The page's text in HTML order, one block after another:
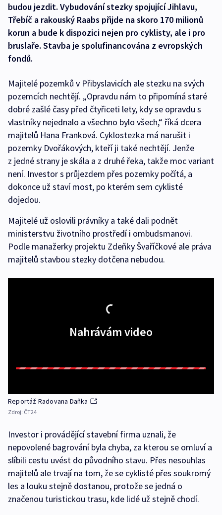
budou jezdit. Vybudování stezky spojující Jihlavu,
Třebíč a rakouský Raabs přijde na skoro 170 milionů
korun a bude k dispozici nejen pro cyklisty, ale i pro
bruslaře. Stavba je spolufinancována z evropských
fondů.
Majitelé pozemků v Přibyslavicích ale stezku na svých
pozemcích nechtějí. „Opravdu nám to připomíná staré
dobré zašlé časy před čtyřiceti lety, kdy se opravdu s
vlastníky nejednalo a všechno bylo všech,“ říká dcera
majitelů Hana Franková. Cyklostezka má narušit i
pozemky Dvořákových, kteří ji také nechtějí. Jenže
z jedné strany je skála a z druhé řeka, takže moc variant
není. Investor s průjezdem přes pozemky počítá, a
dokonce už staví most, po kterém sem cyklisté
dojedou.
Majitelé už oslovili právníky a také dali podnět
ministerstvu životního prostředí i ombudsmanovi.
Podle manažerky projektu Zdeňky Švaříčkové ale práva
majitelů stavbou stezky dotčena nebudou.
Nahrávám video
Reportáž Radovana Daňka
Zdroj: ČT24
Investor i provádějící stavební firma uznali, že
nepovolené bagrování byla chyba, za kterou se omluví a
slíbili cestu uvést do původního stavu. Přes nesouhlas
majitelů ale trvají na tom, že se cyklisté přes soukromý
les a louku stejně dostanou, protože se jedná o
značenou turistickou trasu, kde lidé už stejně chodí.